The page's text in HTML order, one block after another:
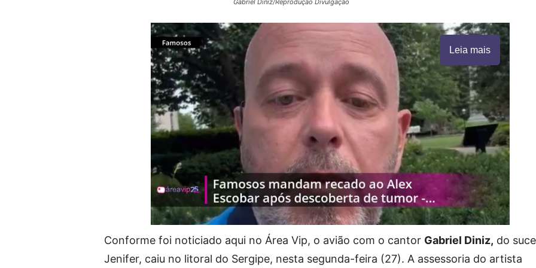
Gabriel Diniz/Reprodução Divulgação
Leia mais
Conforme foi noticiado aqui no Área Vip, o avião com o cantor Gabriel Diniz, do
Jenifer, caiu no litoral do Sergipe, nesta segunda-feira (27). A assessoria do artista